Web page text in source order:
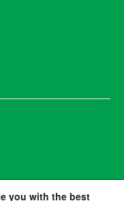
you with the best